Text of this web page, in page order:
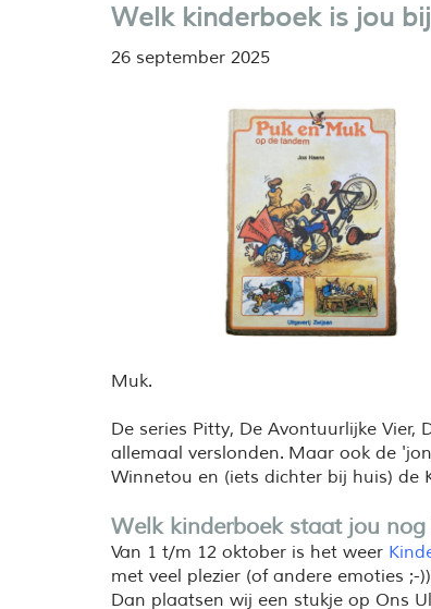
met relaxte muziek het vijfde concert
Grimhuysenparkconcerten.
Welk kinderboek is jou
26 september 2025
Muk.
De series Pitty, De Avontuurlijke Vier,
allemaal verslonden. Maar ook de
Winnetou en (iets dichter bij huis) de
Welk kinderboek staat jou nog
Van 1 t/m 12 oktober is het weer
met veel plezier (of andere emoties
Dan plaatsen wij een stukje op Ons